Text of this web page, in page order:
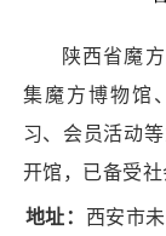
陕西省魔
集魔方博物馆
习、会员活动
开馆，已备受社
地址： 西安市